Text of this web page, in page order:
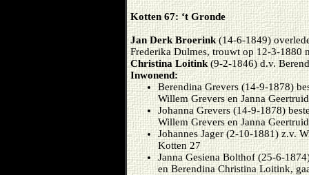
Kotten 67: ‘t Gronde
Jan Derk Broerink(14-6-1849)
Frederika Dulmes, trouwt op 12-3-1880
Christina Loitink(9-2-1846) d.v.
Inwonend:
Berendina Grevers (14-9-1878)
Willem Grevers en Janna
Johanna Grevers (14-9-1878)
Willem Grevers en Janna
Johannes Jager (2-10-1881) z.v.
Kotten 27
Janna Gesiena Bolthof (25-6-
en Berendina Christina Loitink,